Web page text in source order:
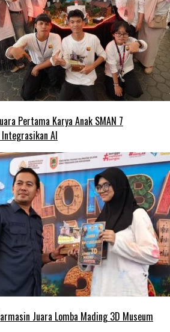
Pertama Karya Anak SMAN 7
AI
Juara Lomba Mading 3D Museum